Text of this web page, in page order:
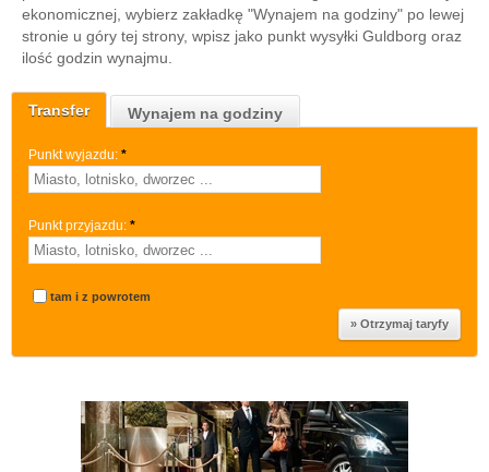
Transfer Wynajem na godziny
Punkt wyjazdu: *
Punkt przyjazdu: *
tam i z powrotem
ekonomicznej, wybierz zakładkę "Wynajem na godziny" po lewej
stronie u góry tej strony, wpisz jako punkt wysyłki Guldborg oraz
ilość godzin wynajmu.